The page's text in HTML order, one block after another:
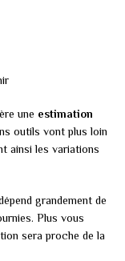
une estimation
outils vont plus loin
ainsi les variations
grandement de
Plus vous
sera proche de la